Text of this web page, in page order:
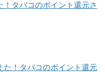
！タバコのポイント還元さ
た！タバコのポイント還元